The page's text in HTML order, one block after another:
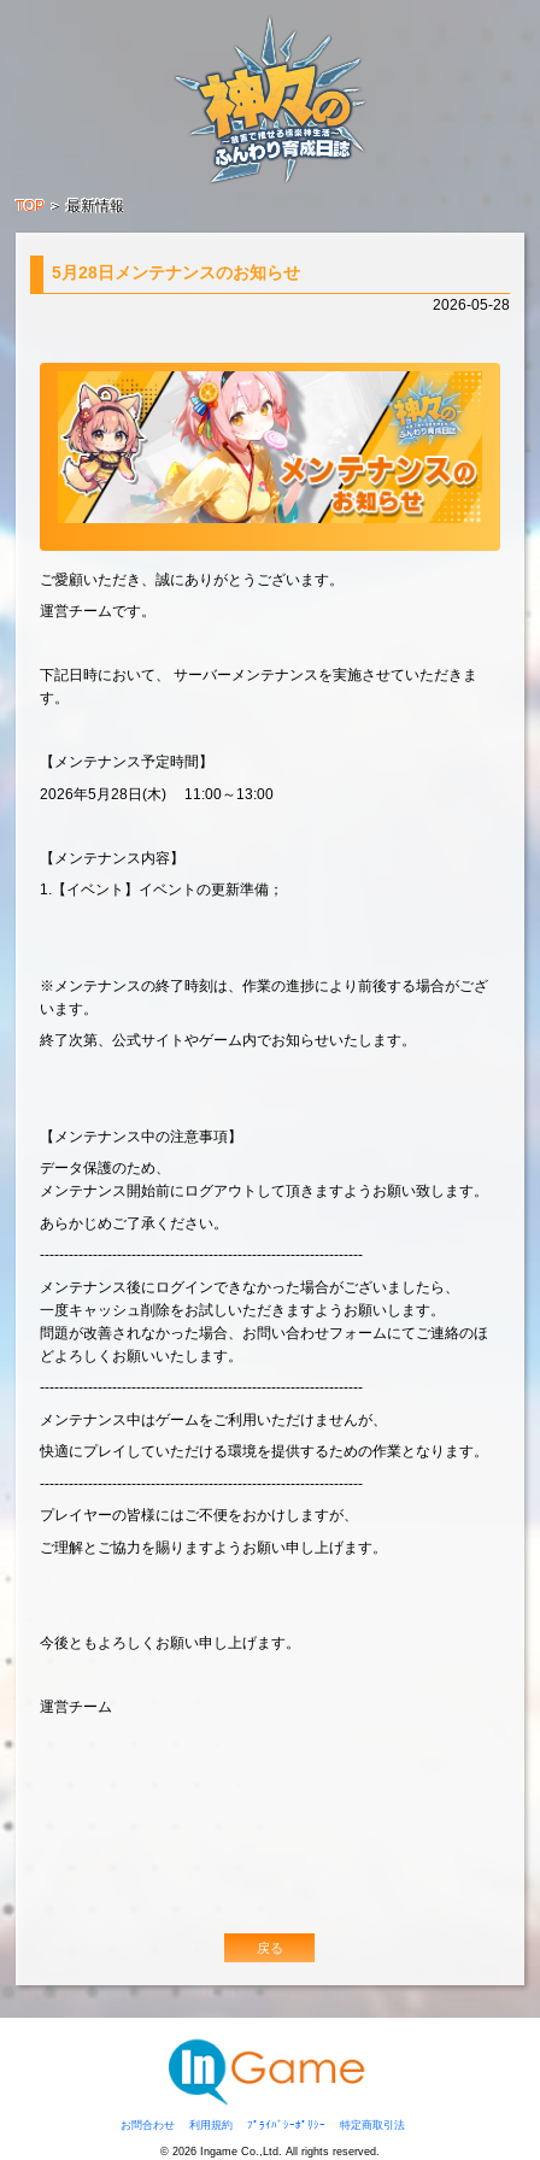
TOP ＞最新情報
5月28日メンテナンスのお知らせ
2026-05-28
ご愛顧いただき、誠にありがとうございます。
運営チームです。
下記日時において、 サーバーメンテナンスを実施させていただきま
す。
【メンテナンス予定時間】
2026年5月28日(木) 11:00～13:00
【メンテナンス内容】
1.【イベント】イベントの更新準備；
※メンテナンスの終了時刻は、作業の進捗により前後する場合がござ
います。
終了次第、公式サイトやゲーム内でお知らせいたします。
【メンテナンス中の注意事項】
データ保護のため、
メンテナンス開始前にログアウトして頂きますようお願い致します。
あらかじめご了承ください。
-------------------------------------------------------------------
メンテナンス後にログインできなかった場合がございましたら、
一度キャッシュ削除をお試しいただきますようお願いします。
問題が改善されなかった場合、お問い合わせフォームにてご連絡のほ
どよろしくお願いいたします。
-------------------------------------------------------------------
メンテナンス中はゲームをご利用いただけませんが、
快適にプレイしていただける環境を提供するための作業となります。
-------------------------------------------------------------------
プレイヤーの皆様にはご不便をおかけしますが、
ご理解とご協力を賜りますようお願い申し上げます。
今後ともよろしくお願い申し上げます。
運営チーム
戻る
お問合わせ 利用規約 ﾌﾟﾗｲﾊﾞｼｰﾎﾟﾘｼｰ 特定商取引法
© 2026 Ingame Co.,Ltd. All rights reserved.